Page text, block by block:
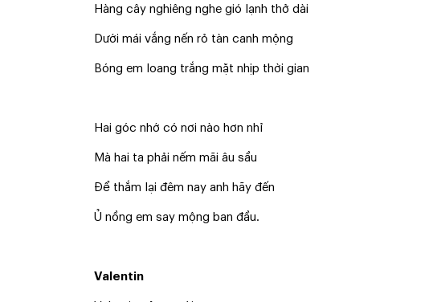
Hàng cây nghiêng nghe gió lạnh thở dài
Dưới mái vắng nến rỏ tàn canh mộng
Bóng em loang trắng mặt nhịp thời gian
Hai góc nhớ có nơi nào hơn nhỉ
Mà hai ta phải nếm mãi âu sầu
Để thắm lại đêm nay anh hãy đến
Ủ nồng em say mộng ban đầu.
Valentin